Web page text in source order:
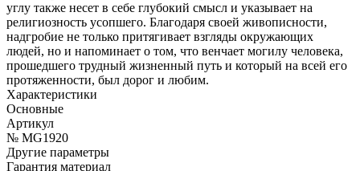
углу также несет в себе глубокий смысл и указывает на
религиозность усопшего. Благодаря своей живописности,
надгробие не только притягивает взгляды окружающих
людей, но и напоминает о том, что венчает могилу человека,
прошедшего трудный жизненный путь и который на всей его
протяженности, был дорог и любим.
Характеристики
Основные
Артикул
№ MG1920
Другие параметры
Гарантия материал